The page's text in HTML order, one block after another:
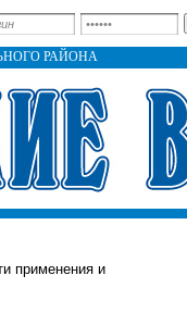
РАЙОНА
применения и